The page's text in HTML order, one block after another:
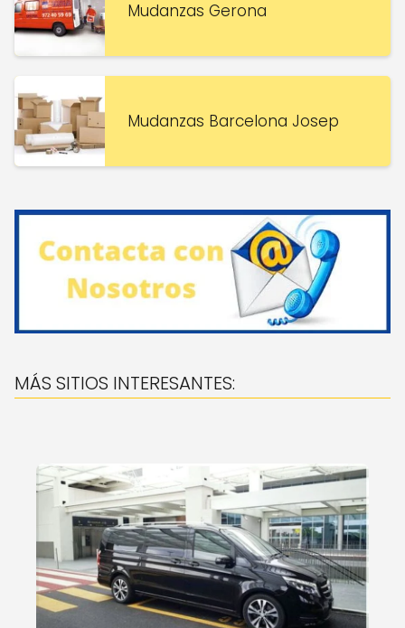
Mudanzas Gerona
Mudanzas Barcelona Josep
MÁS SITIOS INTERESANTES: